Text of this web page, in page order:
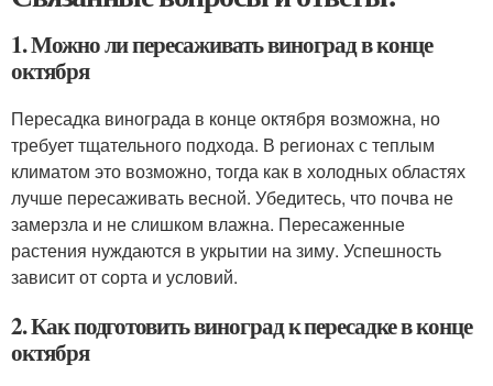
1. Можно ли пересаживать виноград в конце
октября
Пересадка винограда в конце октября возможна, но
требует тщательного подхода. В регионах с теплым
климатом это возможно, тогда как в холодных областях
лучше пересаживать весной. Убедитесь, что почва не
замерзла и не слишком влажна. Пересаженные
растения нуждаются в укрытии на зиму. Успешность
зависит от сорта и условий.
2. Как подготовить виноград к пересадке в конце
октября